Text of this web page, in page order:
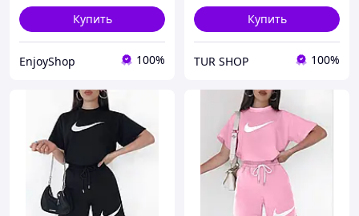
Купить
EnjoyShop 100%
спортивный костюм
Купить
TUR SHOP 100%